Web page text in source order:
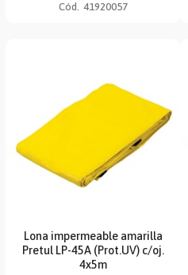
Cód. 41920057
Lona impermeable amarilla
Pretul LP-45A (Prot.UV) c/oj.
4x5m